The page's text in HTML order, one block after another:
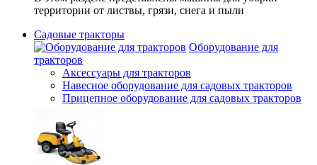
территории от листвы, грязи, снега и пыли
Садовые тракторы
Оборудование для
тракторов
Аксессуары для тракторов
Навесное оборудование для садовых тракторов
Прицепное оборудование для садовых тракторов